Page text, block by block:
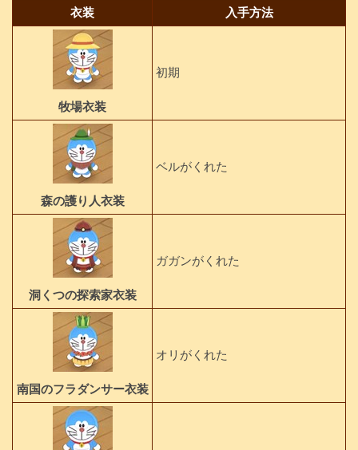
衣装 入手方法
牧場衣装
初期
森の護り人衣装
ベルがくれた
洞くつの探索家衣装
ガガンがくれた
南国のフラダンサー衣装
オリがくれた